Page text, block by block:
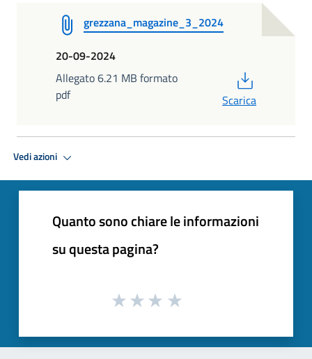
grezzana_magazine_3_2024
20-09-2024
Allegato 6.21 MB formato
pdf
Scarica
Vedi azioni
Quanto sono chiare le informazioni
su questa pagina?